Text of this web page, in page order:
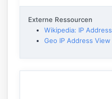
Externe Ressourcen
Wikipedia: IP Address
Geo IP Address View